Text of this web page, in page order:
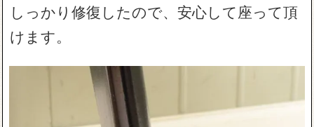
しっかり修復したので、安心して座って頂
けます。